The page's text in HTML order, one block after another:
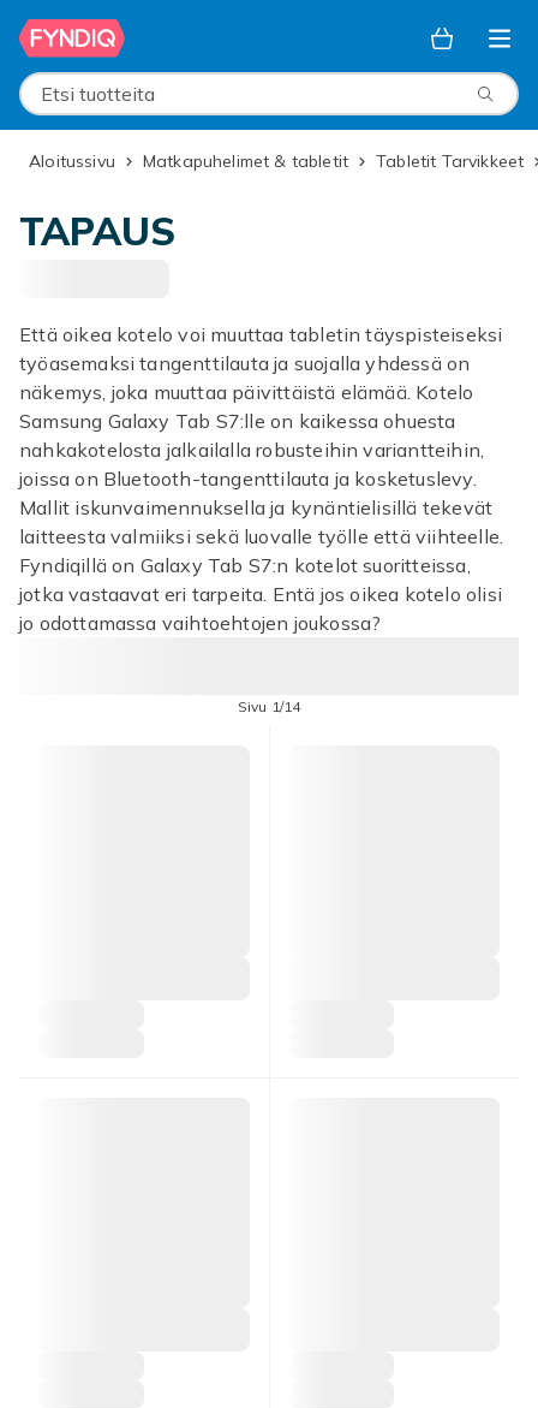
Ohita ja siirry pääsisältöön
Etsi tuotteita
Aloitussivu Matkapuhelimet & tabletit Tabletit Tarvikkeet
TAPAUS
Että oikea kotelo voi muuttaa tabletin täyspisteiseksi
työasemaksi tangenttilauta ja suojalla yhdessä on
näkemys, joka muuttaa päivittäistä elämää. Kotelo
Samsung Galaxy Tab S7:lle on kaikessa ohuesta
nahkakotelosta jalkailalla robusteihin variantteihin,
joissa on Bluetooth-tangenttilauta ja kosketuslevy.
Mallit iskunvaimennuksella ja kynäntielisillä tekevät
laitteesta valmiiksi sekä luovalle työlle että viihteelle.
Fyndiqillä on Galaxy Tab S7:n kotelot suoritteissa,
jotka vastaavat eri tarpeita. Entä jos oikea kotelo olisi
jo odottamassa vaihtoehtojen joukossa?
Sivu 1/14